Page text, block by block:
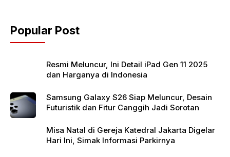
o
o
p
p
Popular Post
Resmi Meluncur, Ini Detail iPad Gen 11 2025
dan Harganya di Indonesia
Samsung Galaxy S26 Siap Meluncur, Desain
Futuristik dan Fitur Canggih Jadi Sorotan
Misa Natal di Gereja Katedral Jakarta Digelar
Hari Ini, Simak Informasi Parkirnya